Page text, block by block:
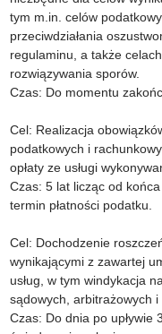
tym m.in. celów
przeciwdziałania
regulaminu, a także
rozwiązywania sporów.
Czas: Do momentu
Cel: Realizacja
podatkowych i
opłaty ze usługi
Czas: 5 lat licząc od
termin płatności podatku.
Cel: Dochodzenie
wynikającymi z zawartej
usług, w tym windykacja
sądowych, arbitrażowych i
Czas: Do dnia po upływie